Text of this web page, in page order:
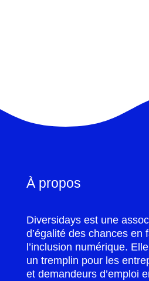
À propos
Diversidays est une
d’égalité des chances en
l’inclusion numérique.
un tremplin pour les
et demandeurs d’emploi